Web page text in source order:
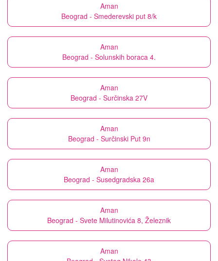
Aman
Beograd - Smederevski put 8/k
Aman
Beograd - Solunskih boraca 4.
Aman
Beograd - Surčinska 27V
Aman
Beograd - Surčinski Put 9n
Aman
Beograd - Susedgradska 26a
Aman
Beograd - Svete Milutinovića 8, Železnik
Aman